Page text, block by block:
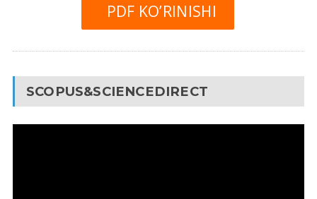
PDF KO’RINISHI
SCOPUS&SCIENCEDIRECT